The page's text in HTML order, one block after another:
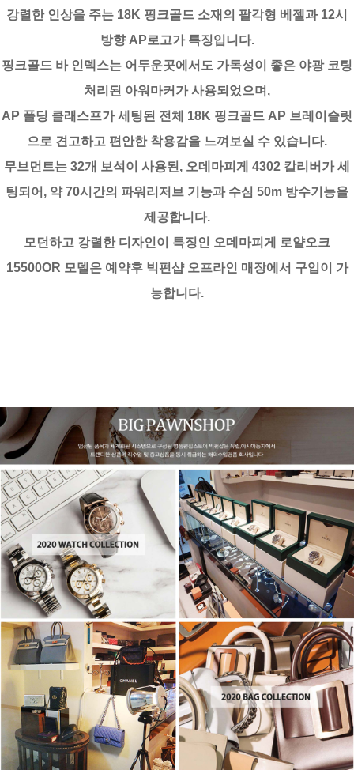
강렬한 인상을 주는 18K 핑크골드 소재의 팔각형 베젤과 12시
방향 AP로고가 특징입니다.
핑크골드 바 인덱스는 어두운곳에서도 가독성이 좋은 야광 코팅
처리된 아워마커가 사용되었으며,
AP 폴딩 클래스프가 세팅된 전체 18K 핑크골드 AP 브레이슬릿
으로 견고하고 편안한 착용감을 느껴보실 수 있습니다.
무브먼트는 32개 보석이 사용된, 오데마피게 4302 칼리버가 세
팅되어, 약 70시간의 파워리저브 기능과 수심 50m 방수기능을
제공합니다.
모던하고 강렬한 디자인이 특징인 오데마피게 로얄오크
15500OR 모델은 예약후 빅펀샵 오프라인 매장에서 구입이 가
능합니다.